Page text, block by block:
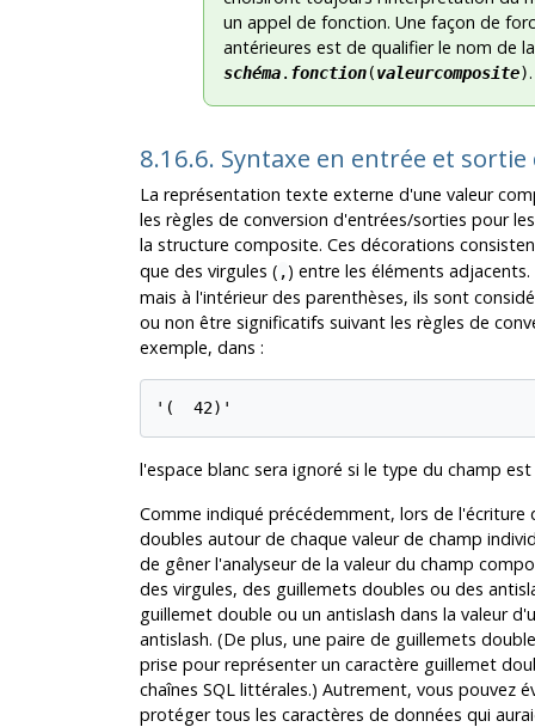
un appel de fonction. Une façon de
antérieures est de qualifier le nom de
schéma. fonction(valeurcomposite).
8.16.6. Syntaxe en entrée et
La représentation texte externe d'une valeur
les règles de conversion d'entrées/sorties pour
la structure composite. Ces décorations
que des virgules ( ,) entre les éléments
mais à l'intérieur des parenthèses, ils sont
ou non être significatifs suivant les règles de
exemple, dans :
'(  42)'
l'espace blanc sera ignoré si le type du champ
Comme indiqué précédemment, lors de
doubles autour de chaque valeur de champ
de gêner l'analyseur de la valeur du champ
des virgules, des guillemets doubles ou des
guillemet double ou un antislash dans la valeur
antislash. (De plus, une paire de guillemets
prise pour représenter un caractère guillemet
chaînes SQL littérales.) Autrement, vous pouvez
protéger tous les caractères de données qui